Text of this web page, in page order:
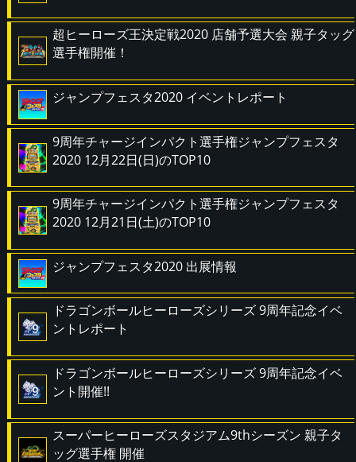
超ヒーローズ王決定戦2020 店舗予選大会 親子タッグ
選手権開催！
ジャンプフェスタ2020 イベントレポート
9周年チャージインパクト選手権ジャンプフェスタ
2020 12月22日(日)のTOP10
9周年チャージインパクト選手権ジャンプフェスタ
2020 12月21日(土)のTOP10
ジャンプフェスタ2020 出展情報
ドラゴンボールヒーローズシリーズ 9周年記念イベ
ントレポート
ドラゴンボールヒーローズシリーズ 9周年記念イベ
ント開催!!
スーパーヒーローズスタジアム9thシーズン 親子タ
ッグ選手権 開催